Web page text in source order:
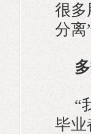
很多
分离
“
毕业